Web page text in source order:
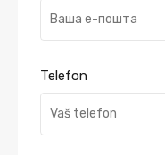
Telefon